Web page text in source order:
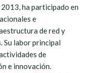
ha participado en
e
de red y
Su labor principal
de
e innovación.